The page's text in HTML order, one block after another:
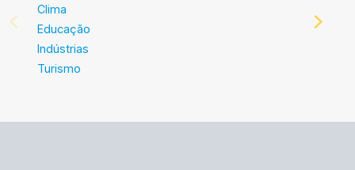
Clima
Educação
Indústrias
Turismo